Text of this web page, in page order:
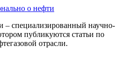
о нефти
– специализированный научно-
публикуются статьи по
отрасли.